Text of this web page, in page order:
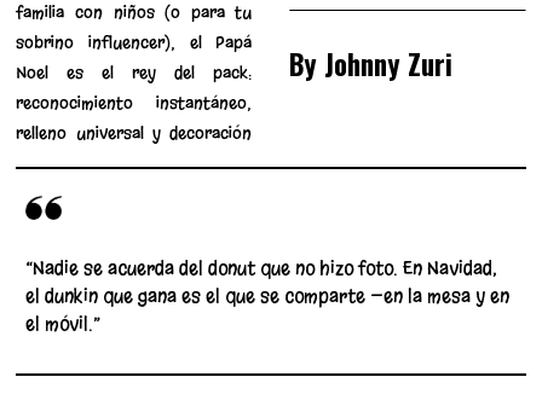
familia con niños (o para tu
sobrino influencer), el Papá
Noel es el rey del pack:
reconocimiento instantáneo,
relleno universal y decoración
By Johnny Zuri
“Nadie se acuerda del donut que no hizo foto. En Navidad,
el dunkin que gana es el que se comparte —en la mesa y en
el móvil.”